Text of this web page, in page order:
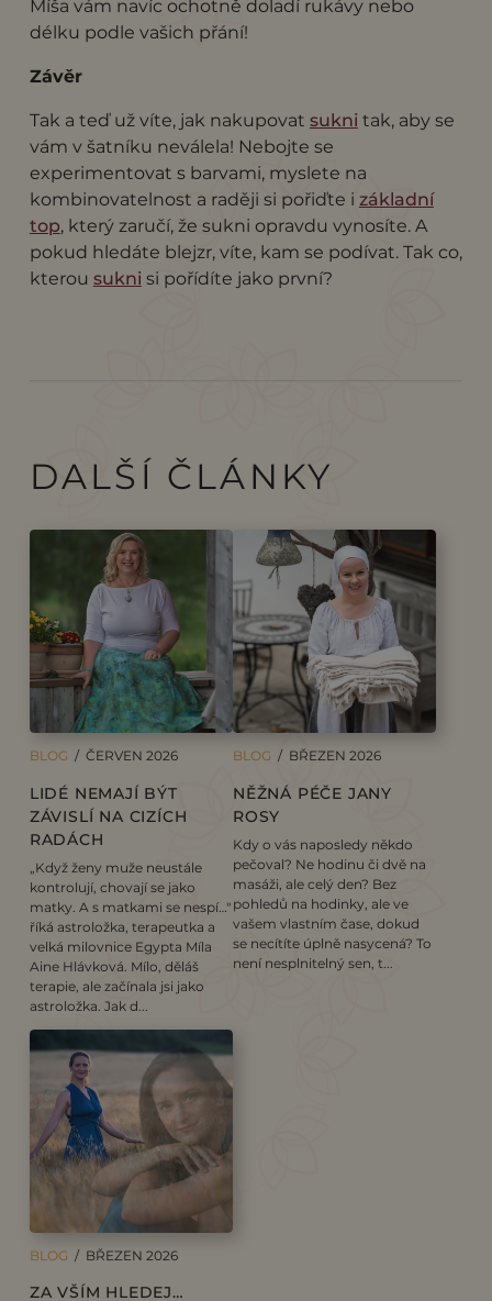
Míša vám navíc ochotně doladí rukávy nebo
délku podle vašich přání!
Závěr
Tak a teď už víte, jak nakupovat sukni tak, aby se
vám v šatníku neválela! Nebojte se
experimentovat s barvami, myslete na
kombinovatelnost a raději si pořiďte i základní
top, který zaručí, že sukni opravdu vynosíte. A
pokud hledáte blejzr, víte, kam se podívat. Tak co,
kterou sukni si pořídíte jako první?
DALŠÍ ČLÁNKY
BLOG / ČERVEN 2026
LIDÉ NEMAJÍ BÝT
ZÁVISLÍ NA CIZÍCH
RADÁCH
„Když ženy muže neustále
kontrolují, chovají se jako
matky. A s matkami se nespí…"
říká astroložka, terapeutka a
velká milovnice Egypta Míla
Aine Hlávková. Mílo, děláš
terapie, ale začínala jsi jako
astroložka. Jak d...
BLOG / BŘEZEN 2026
NĚŽNÁ PÉČE JANY
ROSY
Kdy o vás naposledy někdo
pečoval? Ne hodinu či dvě na
masáži, ale celý den? Bez
pohledů na hodinky, ale ve
vašem vlastním čase, dokud
se necítíte úplně nasycená? To
není nesplnitelný sen, t...
BLOG / BŘEZEN 2026
ZA VŠÍM HLEDEJ…